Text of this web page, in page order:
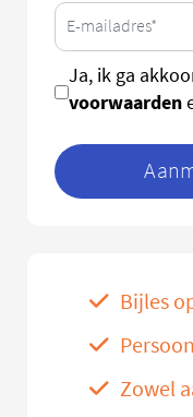
Ja, ik ga
voorwaarden
Bijles
Zowel